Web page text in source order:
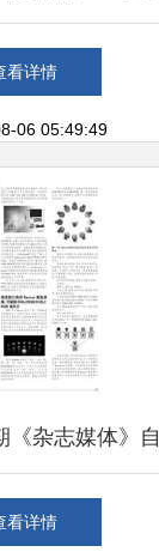
刷定制全解析
看详情
06 05:49:49
《杂志媒体》自
健身器材行业
看详情